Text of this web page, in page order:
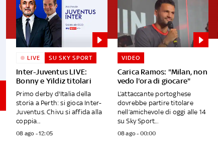
Inter-Juventus LIVE:
Bonny e Yildiz titolari
LIVE SU SKY SPORT
Primo derby d'Italia della
storia a Perth: si gioca Inter-
Juventus. Chivu si affida alla
coppia...
08 ago - 12:05
Carica Ramos: "Milan, non
vedo l'ora di giocare"
VIDEO
L’attaccante portoghese
dovrebbe partire titolare
nell’amichevole di oggi alle 14
su Sky Sport...
08 ago - 00:00